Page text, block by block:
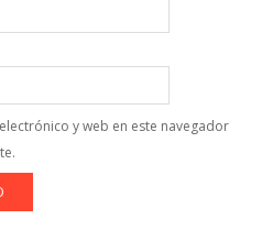
y web en este navegador